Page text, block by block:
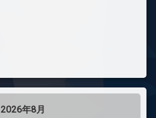
2026年8月